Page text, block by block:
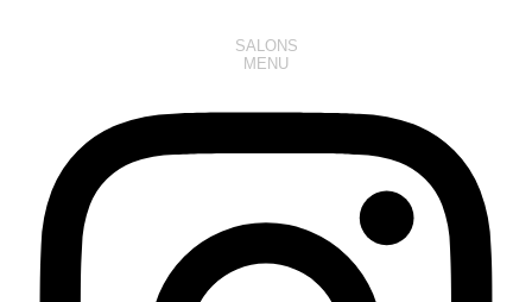
SALONS
MENU